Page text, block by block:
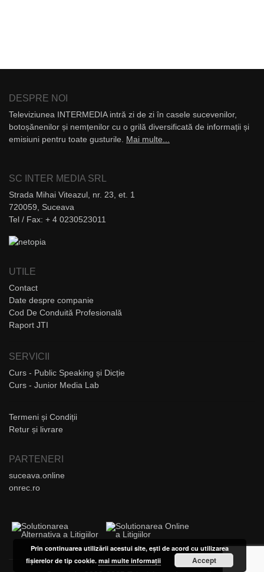
DESPRE NOI
Televiziunea INTERMEDIA intră zi de zi în casele sucevenilor,
botoșănenilor și nemțenilor cu o grilă diversificată de informații și
emisiuni pentru toate gusturile. Mai multe...
SC INTER MEDIA SRL
Strada Mihai Viteazul, nr. 23, et. 1
720059, Suceava
Tel / Fax: + 4 0230523011
UTILE
Contact
Date despre companie
Cod De Conduită Profesională
Raport JTI
SERVICII
Curs - Public Speaking și Dicție
Curs - Junior Media Lab
Termeni și Condiții
Retur și livrare
PARTENERI
suceava.online
onrec.ro
Prin continuarea utilizării acestui site, ești de acord cu utilizarea
fișierelor de tip cookie.mai multe informații Accept